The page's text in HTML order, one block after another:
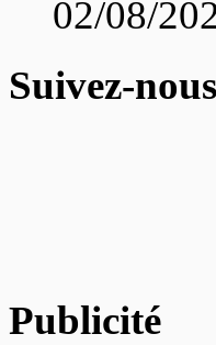
02/08/
Suivez-
Publicité